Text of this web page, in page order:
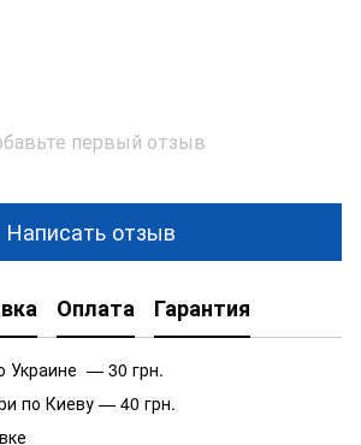
первый отзыв
Написать отзыв
Оплата Гарантия
Украине — 30 грн.
по Киеву — 40 грн.